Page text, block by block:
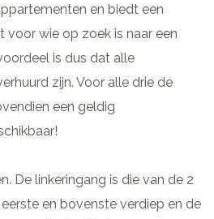
en biedt een
voor wie op zoek is naar een
is dus dat alle
zijn. Voor alle drie de
een geldig
De linkeringang is die van de 2
en bovenste verdiep en de